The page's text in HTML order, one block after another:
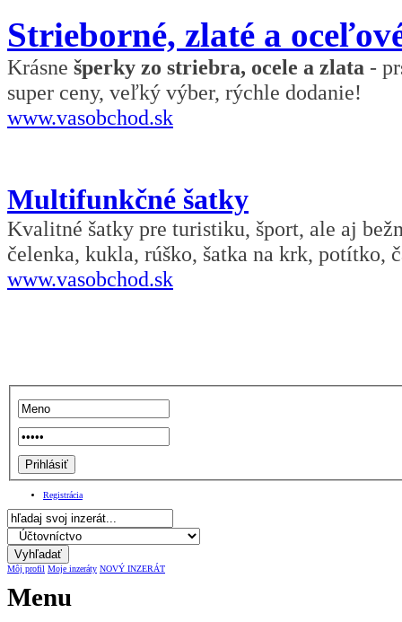
Strieborné, zlaté a
Krásne šperky zo striebra, ocele a zlata -
super ceny, veľký výber, rýchle dodanie!
www.vasobchod.sk
Multifunkčné šatky
Kvalitné šatky pre turistiku, šport, ale aj
čelenka, kukla, rúško, šatka na krk, potítko,
www.vasobchod.sk
Registrácia
Môj profil Moje inzeráty NOVÝ INZERÁT
Menu